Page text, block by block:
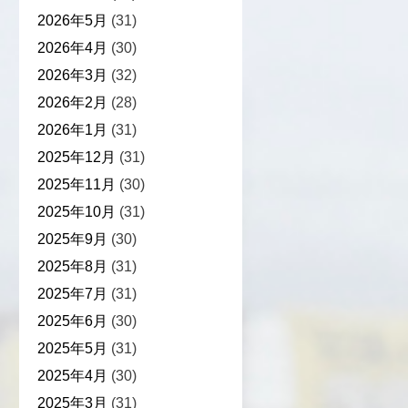
2026年5月 (31)
2026年4月 (30)
2026年3月 (32)
2026年2月 (28)
2026年1月 (31)
2025年12月 (31)
2025年11月 (30)
2025年10月 (31)
2025年9月 (30)
2025年8月 (31)
2025年7月 (31)
2025年6月 (30)
2025年5月 (31)
2025年4月 (30)
2025年3月 (31)